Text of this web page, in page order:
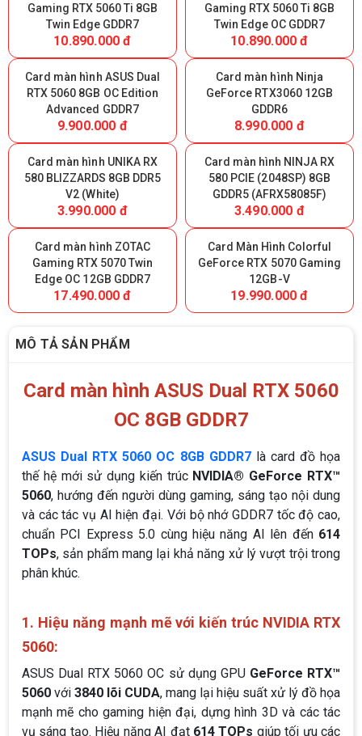
Gaming RTX 5060 Ti 8GB
Twin Edge GDDR7
10.890.000 đ
Gaming RTX 5060 Ti 8GB
Twin Edge OC GDDR7
10.890.000 đ
Card màn hình ASUS Dual
RTX 5060 8GB OC Edition
Advanced GDDR7
9.900.000 đ
Card màn hình Ninja
GeForce RTX3060 12GB
GDDR6
8.990.000 đ
Card màn hình UNIKA RX
580 BLIZZARDS 8GB DDR5
V2 (White)
3.990.000 đ
Card màn hình NINJA RX
580 PCIE (2048SP) 8GB
GDDR5 (AFRX58085F)
3.490.000 đ
Card màn hình ZOTAC
Gaming RTX 5070 Twin
Edge OC 12GB GDDR7
17.490.000 đ
Card Màn Hình Colorful
GeForce RTX 5070 Gaming
12GB-V
19.990.000 đ
MÔ TẢ SẢN PHẨM
Card màn hình ASUS Dual RTX 5060
OC 8GB GDDR7
ASUS Dual RTX 5060 OC 8GB GDDR7là card đồ họa
thế hệ mới sử dụng kiến trúc NVIDIA® GeForce RTX™
5060, hướng đến người dùng gaming, sáng tạo nội dung
và các tác vụ AI hiện đại. Với bộ nhớ GDDR7 tốc độ cao,
chuẩn PCI Express 5.0 cùng hiệu năng AI lên đến 614
TOPs, sản phẩm mang lại khả năng xử lý vượt trội trong
phân khúc.
1. Hiệu năng mạnh mẽ với kiến trúc NVIDIA RTX
5060:
ASUS Dual RTX 5060 OC sử dụng GPU GeForce RTX™
5060 với 3840 lõi CUDA, mang lại hiệu suất xử lý đồ họa
mạnh mẽ cho gaming hiện đại, dựng hình 3D và các tác
vụ sáng tạo. Hiệu năng AI đạt 614 TOPs giúp tối ưu các